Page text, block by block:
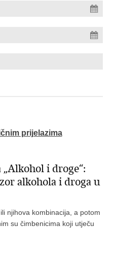
prijelazima
i droge“:
alkohola i droga u
njihova kombinacija, a potom
su čimbenicima koji utječu